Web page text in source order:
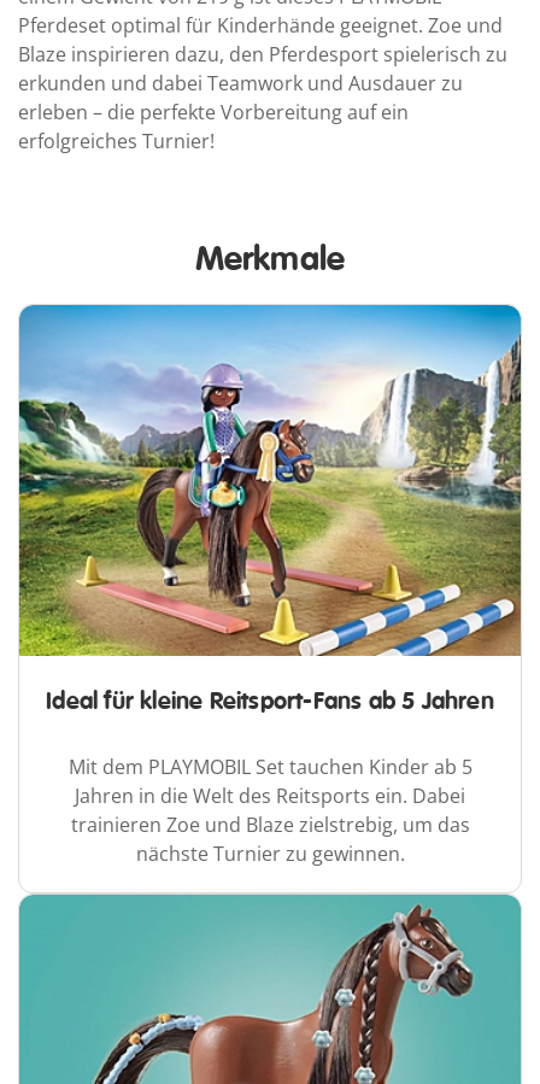
Pferdeset optimal für Kinderhände geeignet. Zoe und
Blaze inspirieren dazu, den Pferdesport spielerisch zu
erkunden und dabei Teamwork und Ausdauer zu
erleben – die perfekte Vorbereitung auf ein
erfolgreiches Turnier!
Merkmale
Ideal für kleine Reitsport-Fans ab 5 Jahren
Mit dem PLAYMOBIL Set tauchen Kinder ab 5
Jahren in die Welt des Reitsports ein. Dabei
trainieren Zoe und Blaze zielstrebig, um das
nächste Turnier zu gewinnen.